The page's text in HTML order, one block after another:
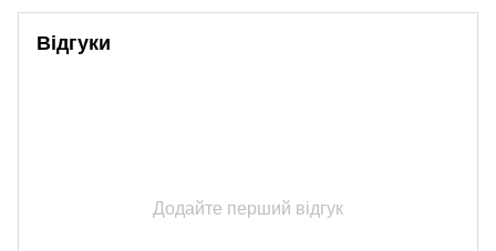
Відгуки
Додайте перший відгук